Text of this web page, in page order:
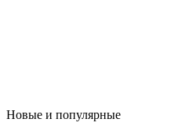
Новые и популярные